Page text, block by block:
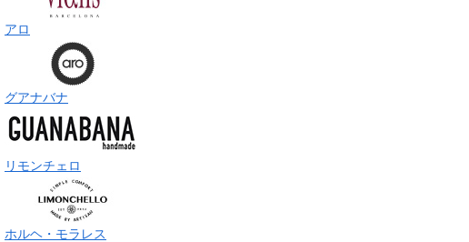
アロ
グアナバナ
リモンチェロ
ホルヘ・モラレス